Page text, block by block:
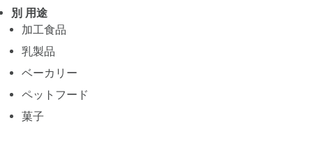
別 用途
加工食品
乳製品
ベーカリー
ペットフード
菓子